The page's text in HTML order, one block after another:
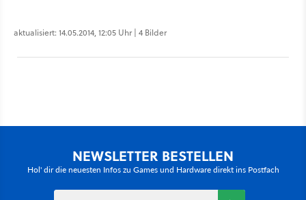
aktualisiert: 14.05.2014, 12:05 Uhr | 4 Bilder
NEWSLETTER BESTELLEN
Hol' dir die neuesten Infos zu Games und Hardware direkt ins Postfach